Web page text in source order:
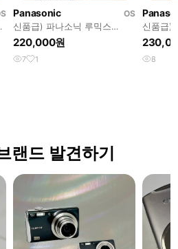
Panasonic
OS
신품급) 파나소닉 루믹스
DMC-FX66 빈티지 디카 풀박
스
220,000원
7 1
신품급
티지 디
속)
8
랜드 발견하기